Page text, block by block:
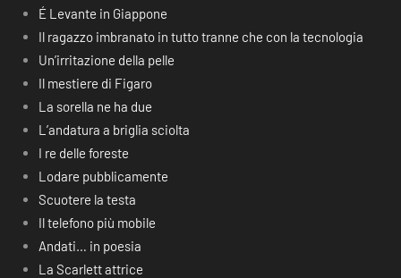
É Levante in Giappone
Il ragazzo imbranato in tutto tranne che con la tecnologia
Un’irritazione della pelle
Il mestiere di Figaro
La sorella ne ha due
L’andatura a briglia sciolta
I re delle foreste
Lodare pubblicamente
Scuotere la testa
Il telefono più mobile
Andati… in poesia
La Scarlett attrice